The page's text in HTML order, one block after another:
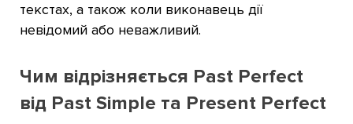
текстах, а також коли виконавець дії
невідомий або неважливий.
Чим відрізняється Past Perfect
від Past Simple та Present Perfect